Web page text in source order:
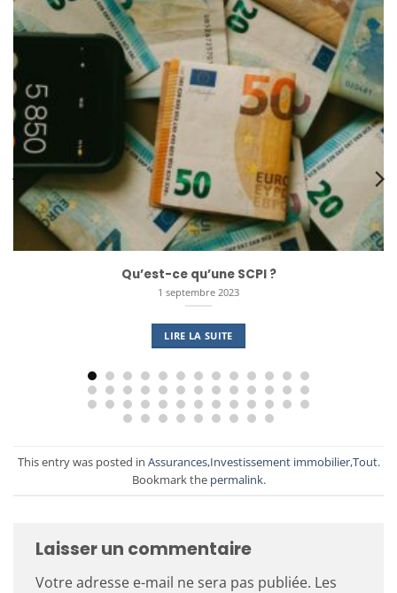
Qu’est-ce qu’une SCPI ?
1 septembre 2023
LIRE LA SUITE
This entry was posted in Assurances,Investissement immobilier,Tout.
Bookmark the permalink.
Laisser un commentaire
Votre adresse e-mail ne sera pas publiée. Les